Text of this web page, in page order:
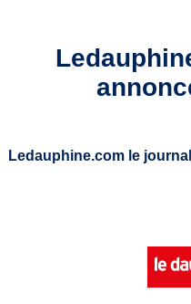
Ledauphine.com le